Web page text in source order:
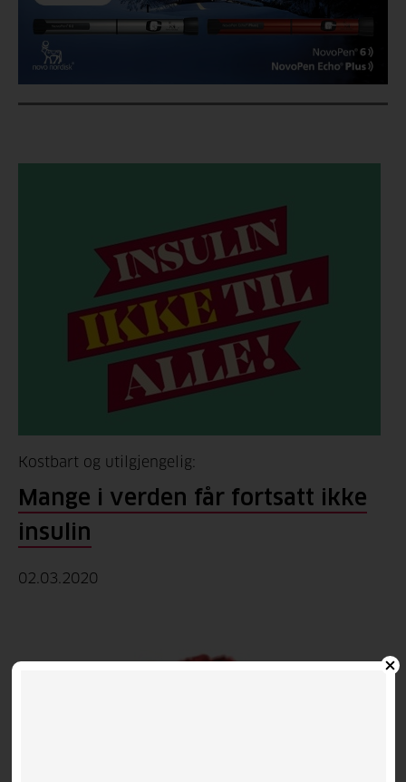
Kostbart og utilgjengelig:
Mange i verden får fortsatt ikke
insulin
02.03.2020